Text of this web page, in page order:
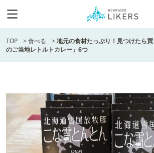
TOP >食べる >地元の食材たっぷり！見つけたら
のご当地レトルトカレー」6つ